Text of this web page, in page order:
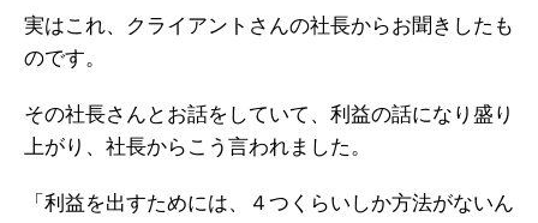
実はこれ、クライアントさんの社長からお聞きしたも
のです。
その社長さんとお話をしていて、利益の話になり盛り
上がり、社長からこう言われました。
「利益を出すためには、４つくらいしか方法がないん